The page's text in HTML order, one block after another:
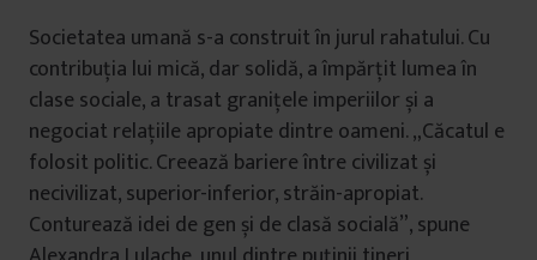
Societatea umană s-a construit în jurul rahatului. Cu
contribuția lui mică, dar solidă, a împărțit lumea în
clase sociale, a trasat granițele imperiilor și a
negociat relațiile apropiate dintre oameni. „Căcatul e
folosit politic. Creează bariere între civilizat și
necivilizat, superior-inferior, străin-apropiat.
Conturează idei de gen și de clasă socială”, spune